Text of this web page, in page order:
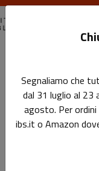
Pagina di
Segnaliamo che
dal 31 luglio al 23
agosto. Per
ibs.it o Amazon